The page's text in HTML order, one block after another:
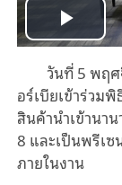
Play
วันที่ 5 พฤ
อร์เบียเข้าร่วม
สินค้านำเข้านา
8 และเป็นพรีเซ
ภายในงาน